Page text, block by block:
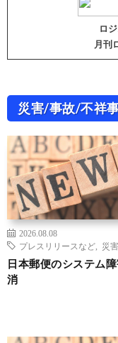
ロ
月刊
災害/事故/不祥
2026.08.08
プレスリリースなど
災害
日本郵便のシステム
消